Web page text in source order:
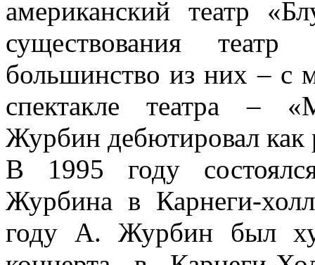
американский театр
существования
большинство из них –
спектакле театра –
Журбин дебютировал как
В 1995 году
Журбина в Карнеги-
году А. Журбин был